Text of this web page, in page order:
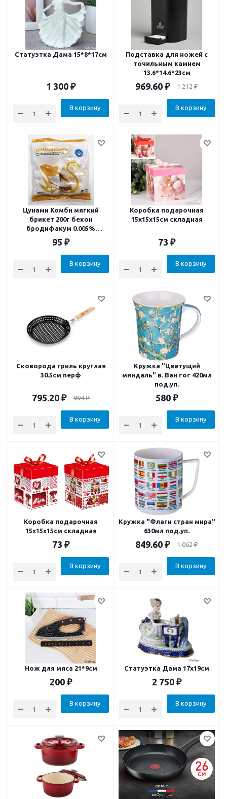
Статуэтка Дама 15*8*17см
1 300 ₽
В корзину
Подставка для ножей с
точильным камнем
13.6*14.6*23см
969.60 ₽ 1 212₽
В корзину
Цунами Комби мягкий
брикет 200г бекон
бродифакум 0.005%
варфарин 0.005% фентион
0.05% приманка
родентицид
95 ₽
В корзину
Коробка подарочная
15x15x15см складная
73 ₽
В корзину
Сковорода гриль круглая
30.5см перф
795.20 ₽ 994₽
В корзину
Кружка "Цветущий
миндаль" в. Ван гог 420мл
под.уп.
580 ₽
В корзину
Коробка подарочная
15x15x15см складная
73 ₽
В корзину
Кружка "Флаги стран мира"
630мл под.уп.
849.60 ₽ 1 062₽
В корзину
Нож для мяса 21*9см
200 ₽
В корзину
Статуэтка Дама 17х19см
2 750 ₽
В корзину